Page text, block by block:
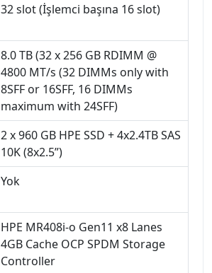
32 slot (İşlemci başına 16 slot)
8.0 TB (32 x 256 GB RDIMM @
4800 MT/s (32 DIMMs only with
8SFF or 16SFF, 16 DIMMs
maximum with 24SFF)
2 x 960 GB HPE SSD + 4x2.4TB SAS
10K (8x2.5”)
Yok
HPE MR408i-o Gen11 x8 Lanes
4GB Cache OCP SPDM Storage
Controller